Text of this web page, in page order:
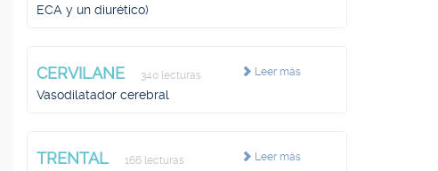
ECA y un diurético)
Leer más
CERVILANE 340 lecturas
Vasodilatador cerebral
Leer más
TRENTAL 166 lecturas